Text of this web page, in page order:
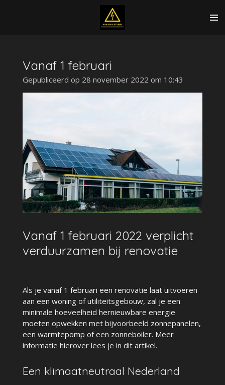
Vanaf 1 februari
Gepubliceerd op 28 november 2022 om 10:43
Vanaf 1 februari 2022 verplicht
verduurzamen bij renovatie
Als je vanaf 1 februari een renovatie laat uitvoeren
aan een woning of utiliteitsgebouw, zal je een
minimale hoeveelheid hernieuwbare energie
moeten opwekken met bijvoorbeeld zonnepanelen,
een warmtepomp of een zonneboiler. Meer
informatie hierover lees je in dit artikel.
Een klimaatneutraal Nederland